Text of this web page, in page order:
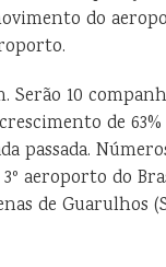
do
Serão 10
de
passada.
aeroporto do
de Guarulhos